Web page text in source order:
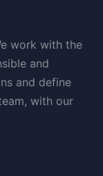
work with the
and
and define
with our